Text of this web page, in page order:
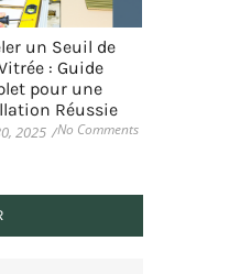
un Seuil de
: Guide
pour une
Réussie
2025 /No Comments